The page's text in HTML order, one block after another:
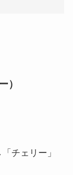
）
チェリー」